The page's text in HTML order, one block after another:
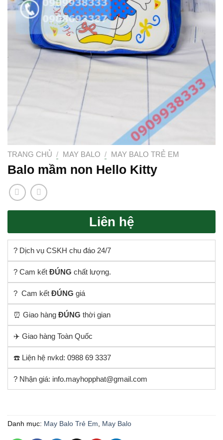
TRANG CHỦ / MAY BALO / MAY BALO TRẺ EM
Balo mầm non Hello Kitty
Liên hệ
? Dịch vụ CSKH chu đáo 24/7
? Cam kết ĐÚNG chất lượng.
? Cam kết ĐÚNG giá
⏰ Giao hàng ĐÚNG thời gian
✈️ Giao hàng Toàn Quốc
☎️ Liện hệ nvkd: 0988 69 3337
? Nhận giá: info.mayhopphat@gmail.com
Danh mục: May Balo Trẻ Em May Balo